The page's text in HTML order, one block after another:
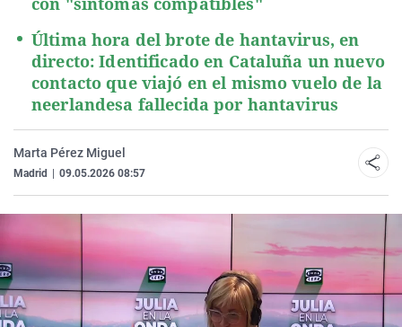
Última hora del brote de hantavirus, en
directo: Identificado en Cataluña un nuevo
contacto que viajó en el mismo vuelo de la
neerlandesa fallecida por hantavirus
Marta Pérez Miguel
Madrid 09.05.2026 08:57